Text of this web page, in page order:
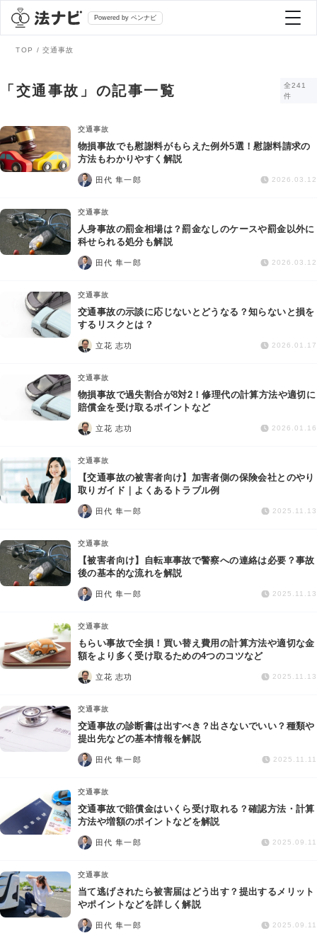
Powered by ベンナビ
全て
法律相談
債務整理
交通事故
労働問題
債権回収
IT・ネット
資金調達
企業法務
弁護士を探す
おすすめ弁護士診断
AI Search Premium
掲載をご検討の弁護士の方へ
TOP 交通事故
「交通事故」の記事一覧
全241
件
交通事故
物損事故でも慰謝料がもらえた例外5選！慰謝料請求の
方法もわかりやすく解説
田代 隼一郎 2026.03.12
交通事故
人身事故の罰金相場は？罰金なしのケースや罰金以外に
科せられる処分も解説
田代 隼一郎 2026.03.12
交通事故
交通事故の示談に応じないとどうなる？知らないと損を
するリスクとは？
立花 志功 2026.01.17
交通事故
物損事故で過失割合が8対2！修理代の計算方法や適切に
賠償金を受け取るポイントなど
立花 志功 2026.01.16
交通事故
【交通事故の被害者向け】加害者側の保険会社とのやり
取りガイド｜よくあるトラブル例
田代 隼一郎 2025.11.13
交通事故
【被害者向け】自転車事故で警察への連絡は必要？事故
後の基本的な流れを解説
田代 隼一郎 2025.11.13
交通事故
もらい事故で全損！買い替え費用の計算方法や適切な金
額をより多く受け取るための4つのコツなど
立花 志功 2025.11.13
交通事故
交通事故の診断書は出すべき？出さないでいい？種類や
提出先などの基本情報を解説
田代 隼一郎 2025.11.11
交通事故
交通事故で賠償金はいくら受け取れる？確認方法・計算
方法や増額のポイントなどを解説
田代 隼一郎 2025.09.11
交通事故
当て逃げされたら被害届はどう出す？提出するメリット
やポイントなどを詳しく解説
田代 隼一郎 2025.09.11